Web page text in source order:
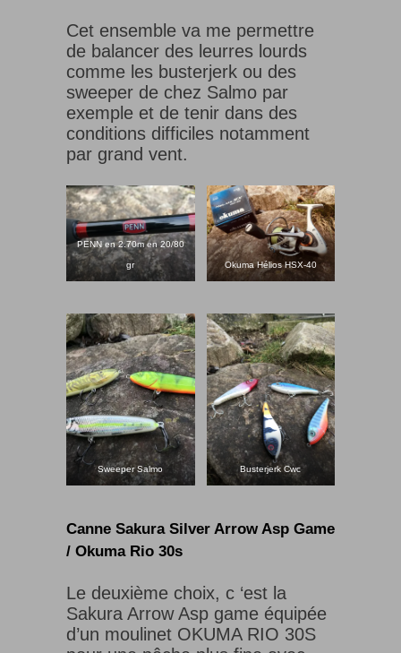
Cet ensemble va me permettre
de balancer des leurres lourds
comme les busterjerk ou des
sweeper de chez Salmo par
exemple et de tenir dans des
conditions difficiles notamment
par grand vent.
PENN en 2.70m en 20/80
gr Okuma Hélios HSX-40
Sweeper Salmo Busterjerk Cwc
Canne Sakura Silver Arrow Asp Game
/ Okuma Rio 30s
Le deuxième choix, c ‘est la
Sakura Arrow Asp game équipée
d’un moulinet OKUMA RIO 30S